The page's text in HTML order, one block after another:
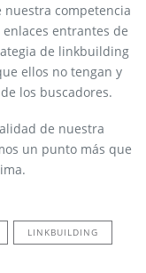
competencia
entrantes de
de linkbuilding
ellos no tengan y
los buscadores.
de nuestra
un punto más que
LINKBUILDING